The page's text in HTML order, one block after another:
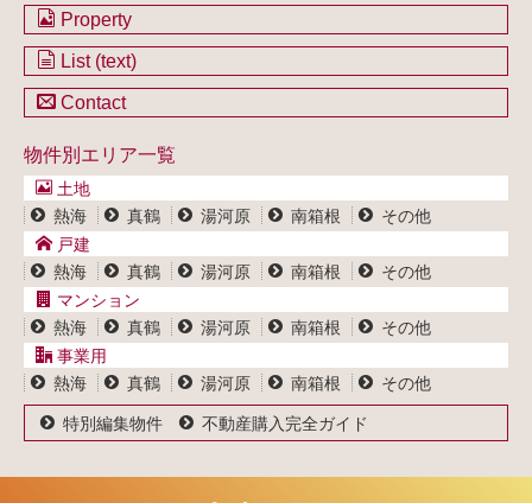
会社のご案内
不動産を購入したい方
不動産を売却したい方
不動産買取システム
Property
土地一覧
戸建一覧
マンション一覧
事業用物件一覧
List (text)
土地一覧
マンション一覧
事業用物件一覧
Contact
ブログ
プライバシーポリシー
サイトポリシー
物件別エリア一覧
土地
熱海
真鶴 湯河原 南箱根
その他
戸建
熱海
真鶴 湯河原 南箱根
その他
マンション
熱海
真鶴 湯河原 南箱根
その他
事業用
熱海
真鶴 湯河原 南箱根 その他
特別編集物件 不動産購入完全ガイド